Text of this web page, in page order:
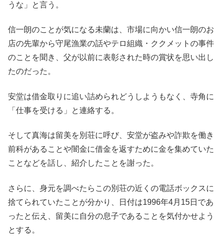
うな」と言う。
信一朗のことが気になる未蘭は、市場に向かい信一朗のお
店の先輩から守尾漁業の話やテロ組織・ククメットの事件
のことを聞き、父が以前に表彰された時の賞状を思い出し
たのだった。
安堂は借金取りに追い詰められどうしようもなく、寺角に
「仕事を受ける」と連絡する。
そして真海は留美を別荘に呼び、安堂が盗みや詐欺を働き
前科があることや闇金に借金を返すために金を集めていた
ことなどを話し、紹介したことを謝った。
さらに、身元を調べたらこの別荘の近くの電話ボックスに
捨てられていたことが分かり、日付は1996年4月15日であ
ったと伝え、留美に自分の息子であることを気付かせよう
とする。